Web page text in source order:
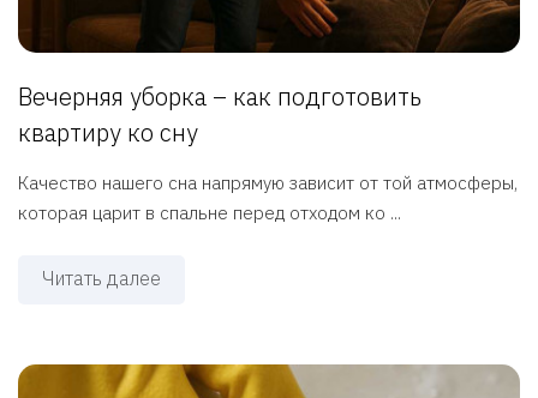
Вечерняя уборка – как подготовить
квартиру ко сну
Качество нашего сна напрямую зависит от той атмосферы,
которая царит в спальне перед отходом ко ...
Читать далее